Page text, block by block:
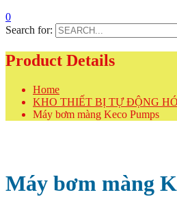
0
Search for:
Product Details
Home
KHO THIẾT BỊ TỰ ĐỘNG
Máy bơm màng Keco Pumps
Máy bơm màng